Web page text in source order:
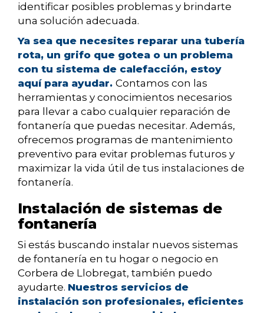
identificar posibles problemas y brindarte
una solución adecuada.
Ya sea que necesites reparar una tubería
rota, un grifo que gotea o un problema
con tu sistema de calefacción, estoy
aquí para ayudar. Contamos con las
herramientas y conocimientos necesarios
para llevar a cabo cualquier reparación de
fontanería que puedas necesitar. Además,
ofrecemos programas de mantenimiento
preventivo para evitar problemas futuros y
maximizar la vida útil de tus instalaciones de
fontanería.
Instalación de sistemas de
fontanería
Si estás buscando instalar nuevos sistemas
de fontanería en tu hogar o negocio en
Corbera de Llobregat, también puedo
ayudarte. Nuestros servicios de
instalación son profesionales, eficientes